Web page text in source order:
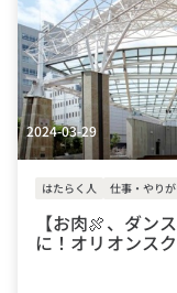
2024-03-29
はたらく人 仕事・やり
【お肉🍖、ダン
に！オリオンス